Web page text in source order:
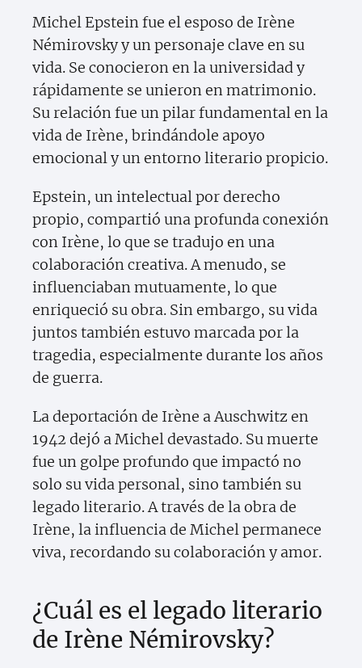
Michel Epstein fue el esposo de Irène
Némirovsky y un personaje clave en su
vida. Se conocieron en la universidad y
rápidamente se unieron en matrimonio.
Su relación fue un pilar fundamental en la
vida de Irène, brindándole apoyo
emocional y un entorno literario propicio.
Epstein, un intelectual por derecho
propio, compartió una profunda conexión
con Irène, lo que se tradujo en una
colaboración creativa. A menudo, se
influenciaban mutuamente, lo que
enriqueció su obra. Sin embargo, su vida
juntos también estuvo marcada por la
tragedia, especialmente durante los años
de guerra.
La deportación de Irène a Auschwitz en
1942 dejó a Michel devastado. Su muerte
fue un golpe profundo que impactó no
solo su vida personal, sino también su
legado literario. A través de la obra de
Irène, la influencia de Michel permanece
viva, recordando su colaboración y amor.
¿Cuál es el legado literario
de Irène Némirovsky?